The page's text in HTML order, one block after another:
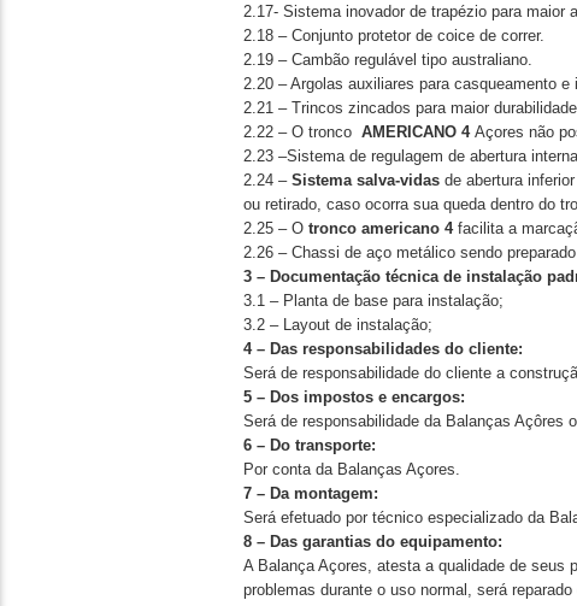
2.17- Sistema inovador de trapézio para
2.18 – Conjunto protetor de coice de correr.
2.19 – Cambão regulável tipo australiano.
2.20 – Argolas auxiliares para casqueamento
2.21 – Trincos zincados para maior
2.22 – O tronco AMERICANO 4Açores não
2.23 ­–Sistema de regulagem de abertura
2.24 – Sistema salva-vidas de abertura
ou retirado, caso ocorra sua queda dentro do
2.25 – O tronco americano 4facilita a
2.26 – Chassi de aço metálico sendo
3 – Documentação técnica de instalação
3.1 – Planta de base para instalação;
3.2 – Layout de instalação;
4 – Das responsabilidades do cliente:
Será de responsabilidade do cliente a
5 – Dos impostos e encargos:
Será de responsabilidade da Balanças Açôres
6 – Do transporte:
Por conta da Balanças Açores.
7 – Da montagem:
Será efetuado por técnico especializado da
8 – Das garantias do equipamento:
A Balança Açores, atesta a qualidade de seus
problemas durante o uso normal, será